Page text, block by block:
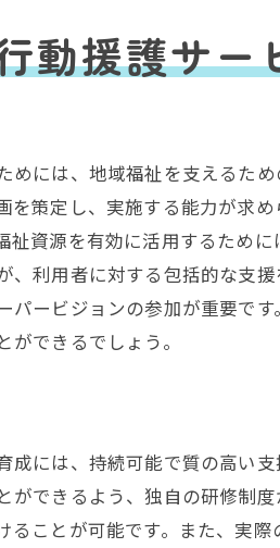
福祉現場で求められる技術
サービスで求められる専門知
祉に貢献するためのキャリア
動援護サ
には、地域福祉を支えるた
策定し、実施する能力が求
資源を有効に活用するため
利用者に対する包括的な支
ービジョンの参加が重要で
できるでしょう。
には、持続可能で質の高い
できるよう、独自の研修制
ことが可能です。また、実